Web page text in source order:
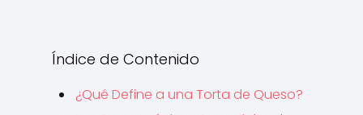
Índice de Contenido
¿Qué Define a una Torta de Queso?